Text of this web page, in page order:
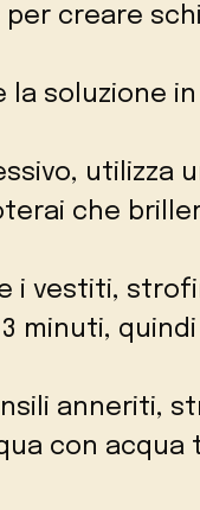
creare
la soluzione
utilizza
che
i vestiti,
minuti,
anneriti,
con acqua